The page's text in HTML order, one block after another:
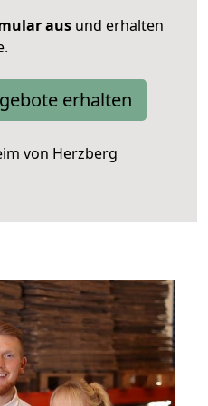
aus und erhalten
erhalten